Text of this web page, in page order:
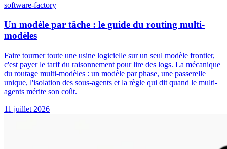
software-factory
Un modèle par tâche : le guide du routing multi-
modèles
Faire tourner toute une usine logicielle sur un seul modèle frontier,
c'est payer le tarif du raisonnement pour lire des logs. La mécanique
du routage multi-modèles : un modèle par phase, une passerelle
unique, l'isolation des sous-agents et la règle qui dit quand le multi-
agents mérite son coût.
11 juillet 2026